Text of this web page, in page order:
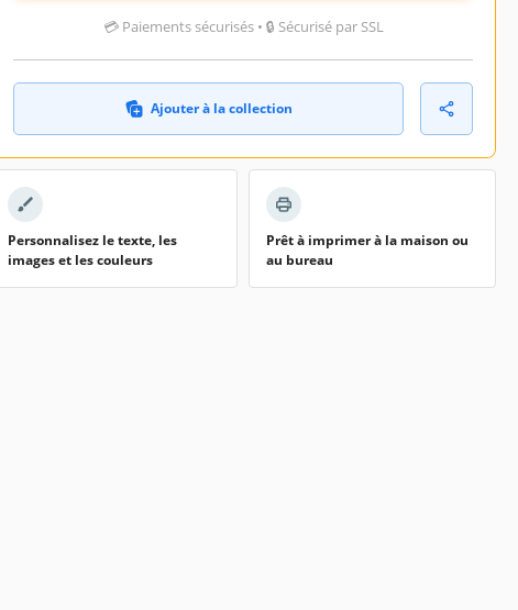
💳 Paiements sécurisés • 🔒 Sécurisé par SSL
Ajouter à la collection
Personnalisez le texte, les
images et les couleurs
Prêt à imprimer à la maison ou
au bureau